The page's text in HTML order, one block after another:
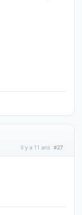
il y a 11 ans #27